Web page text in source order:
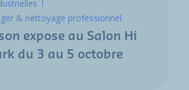
& nettoyage professionnel
expose au Salon Hi
du 3 au 5 octobre